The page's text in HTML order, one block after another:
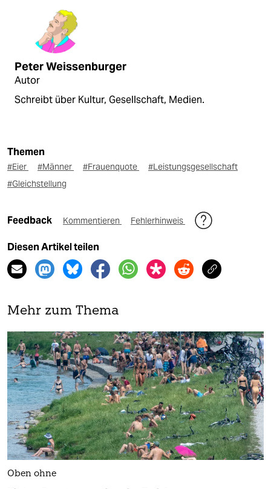
Peter Weissenburger
Autor
Schreibt über Kultur, Gesellschaft, Medien.
Themen
#Eier #Männer #Frauenquote
#Leistungsgesellschaft
#Gleichstellung
Feedback Kommentieren Fehlerhinweis
Diesen Artikel teilen
Mehr zum Thema
Oben ohne